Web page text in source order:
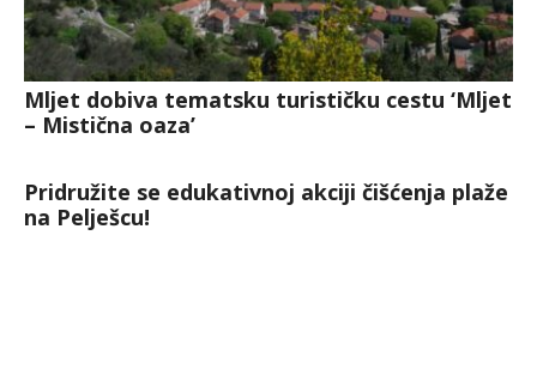
Mljet dobiva tematsku turističku cestu ‘Mljet
– Mistična oaza’
Pridružite se edukativnoj akciji čišćenja plaže
na Pelješcu!